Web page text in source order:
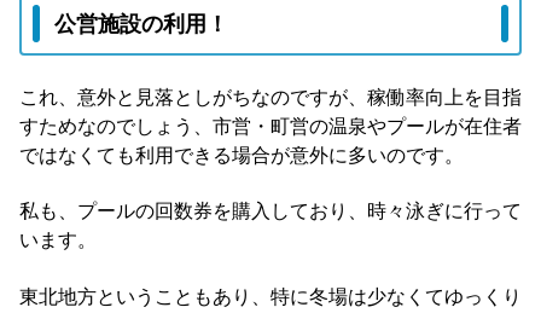
公営施設の利用！
これ、意外と見落としがちなのですが、稼働率向上を目指
すためなのでしょう、市営・町営の温泉やプールが在住者
ではなくても利用できる場合が意外に多いのです。
私も、プールの回数券を購入しており、時々泳ぎに行って
います。
東北地方ということもあり、特に冬場は少なくてゆっくり